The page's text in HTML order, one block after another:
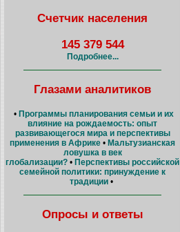
Счетчик населения
145 379 544
Подробнее...
Глазами аналитиков
• Программы планирования семьи и их
влияние на рождаемость: опыт
развивающегося мира и перспективы
применения в Африке • Мальтузианская
ловушка в век
глобализации? • Перспективы российской
семейной политики: принуждение к
традиции •
Опросы и ответы